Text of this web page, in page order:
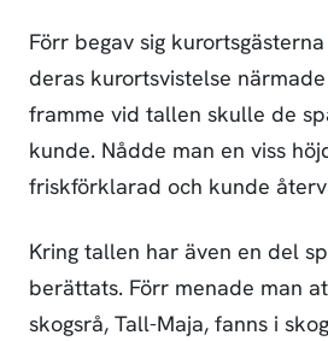
Förr begav sig
deras kurortsvistelse
framme vid tallen skulle de
kunde. Nådde man en viss
friskförklarad och kunde
Kring tallen har även en del
berättats. Förr menade man
skogsrå, Tall-Maja, fanns i